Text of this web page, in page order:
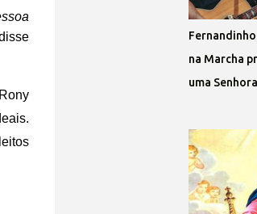
na Marcha
uma